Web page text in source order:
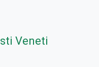
Veneti